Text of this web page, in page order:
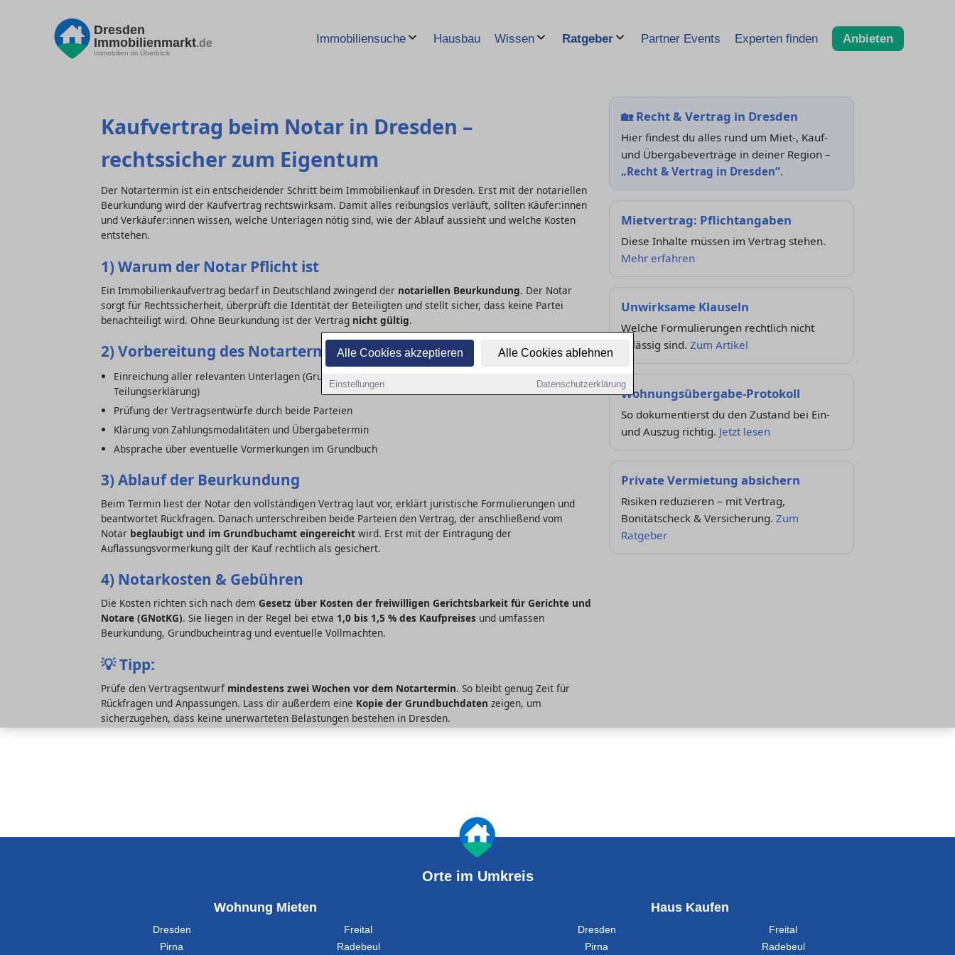
Alle Cookies akzeptieren Alle Cookies ablehnen
Einstellungen Datenschutzerklärung
Dresden
Immobilienmarkt.de
Immobilien im Überblick
Immobiliensuche Hausbau Wissen Ratgeber Partner Events Experten finden Anbieten
Kaufvertrag beim Notar in Dresden –
rechtssicher zum Eigentum
Der Notartermin ist ein entscheidender Schritt beim Immobilienkauf in Dresden. Erst mit der notariellen
Beurkundung wird der Kaufvertrag rechtswirksam. Damit alles reibungslos verläuft, sollten Käufer:innen
und Verkäufer:innen wissen, welche Unterlagen nötig sind, wie der Ablauf aussieht und welche Kosten
entstehen.
1) Warum der Notar Pflicht ist
Ein Immobilienkaufvertrag bedarf in Deutschland zwingend der notariellen Beurkundung. Der Notar
sorgt für Rechtssicherheit, überprüft die Identität der Beteiligten und stellt sicher, dass keine Partei
benachteiligt wird. Ohne Beurkundung ist der Vertrag nicht gültig.
2) Vorbereitung des Notartermins
Einreichung aller relevanten Unterlagen (Grundbuchauszug, Energieausweis, Personalausweis, ggf.
Teilungserklärung)
Prüfung der Vertragsentwürfe durch beide Parteien
Klärung von Zahlungsmodalitäten und Übergabetermin
Absprache über eventuelle Vormerkungen im Grundbuch
3) Ablauf der Beurkundung
Beim Termin liest der Notar den vollständigen Vertrag laut vor, erklärt juristische Formulierungen und
beantwortet Rückfragen. Danach unterschreiben beide Parteien den Vertrag, der anschließend vom
Notar beglaubigt und im Grundbuchamt eingereicht wird. Erst mit der Eintragung der
Auflassungsvormerkung gilt der Kauf rechtlich als gesichert.
4) Notarkosten & Gebühren
Die Kosten richten sich nach dem Gesetz über Kosten der freiwilligen Gerichtsbarkeit für Gerichte und
Notare (GNotKG). Sie liegen in der Regel bei etwa 1,0 bis 1,5 % des Kaufpreises und umfassen
Beurkundung, Grundbucheintrag und eventuelle Vollmachten.
💡Tipp:
Prüfe den Vertragsentwurf mindestens zwei Wochen vor dem Notartermin. So bleibt genug Zeit für
Rückfragen und Anpassungen. Lass dir außerdem eine Kopie der Grundbuchdaten zeigen, um
sicherzugehen, dass keine unerwarteten Belastungen bestehen in Dresden.
🏡Recht & Vertrag in Dresden
Hier findest du alles rund um Miet-, Kauf-
und Übergabeverträge in deiner Region –
„Recht & Vertrag in Dresden“.
Mietvertrag: Pflichtangaben
Diese Inhalte müssen im Vertrag stehen.
Mehr erfahren
Unwirksame Klauseln
Welche Formulierungen rechtlich nicht
zulässig sind. Zum Artikel
Wohnungsübergabe-Protokoll
So dokumentierst du den Zustand bei Ein-
und Auszug richtig. Jetzt lesen
Private Vermietung absichern
Risiken reduzieren – mit Vertrag,
Bonitätscheck & Versicherung. Zum
Ratgeber
Orte im Umkreis
Wohnung Mieten
Dresden
Freital
Pirna
Radebeul
Haus Kaufen
Dresden
Freital
Pirna
Radebeul